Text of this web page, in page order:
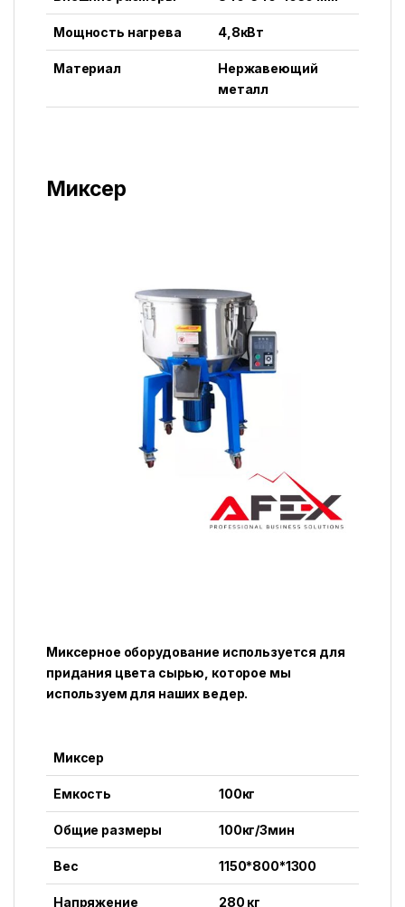
Мощность нагрева 4,8кВт
Материал
Нержавеющий
металл
Миксер
Миксерное оборудование используется для
придания цвета сырью, которое мы
используем для наших ведер.
Миксер
Емкость 100кг
Общие размеры 100кг/3мин
Вес 1150*800*1300
Напряжение 280 кг